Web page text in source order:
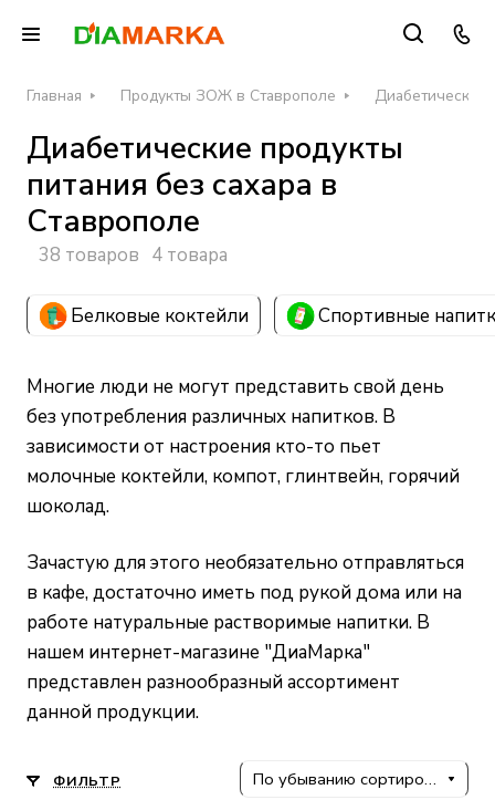
Главная Продукты ЗОЖ в Ставрополе Диабетические
Диабетические продукты
питания без сахара в
Ставрополе
38 товаров 4 товара
Белковые коктейли Спортивные
Многие люди не могут представить свой день
без употребления различных напитков. В
зависимости от настроения кто-то пьет
молочные коктейли, компот, глинтвейн, горячий
шоколад.
Зачастую для этого необязательно отправляться
в кафе, достаточно иметь под рукой дома или на
работе натуральные растворимые напитки. В
нашем интернет-магазине "ДиаМарка"
представлен разнообразный ассортимент
данной продукции.
ФИЛЬТР По убыванию сортировки